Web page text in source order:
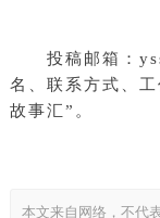
投稿邮箱：
名、联系方式、
故事汇”。
本文来自网络，不代